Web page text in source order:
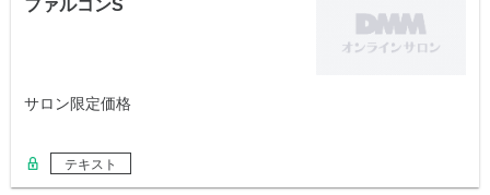
ファルコンS
サロン限定価格
テキスト